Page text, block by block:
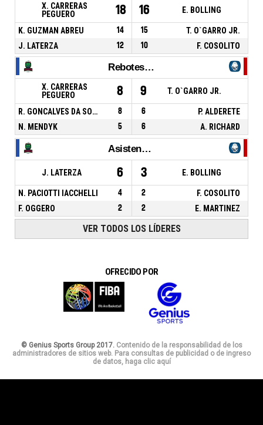
X. CARRERAS
PEGUERO
18 16 E. BOLLING
K. GUZMAN ABREU 14 15
T. O`GARRO JR.
J. LATERZA
12 10 F. COSOLITO
Rebotes Totales
X. CARRERAS
PEGUERO
8 9 T. O`GARRO JR.
R. GONCALVES DA SOUZA 8 6
P. ALDERETE
N. MENDYK
5 6 A. RICHARD
Asistencias
J. LATERZA 6 3 E. BOLLING
N. PACIOTTI IACCHELLI 4 2
F. COSOLITO
F. OGGERO
2 2 E. MARTINEZ
VER TODOS LOS LÍDERES
OFRECIDO POR
© Genius Sports Group 2017. Contenido de la responsabilidad de los
administradores de sitios web. Para consultas de publicidad o de ingreso
de datos, haga clic aquí